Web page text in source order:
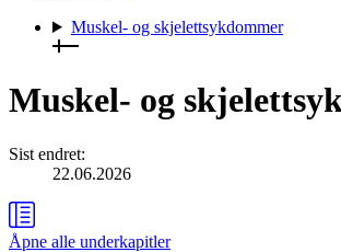
Muskel- og skjelettsykdommer
Muskel- og
Sist endret:
22.06.2026
Åpne alle underkapitler